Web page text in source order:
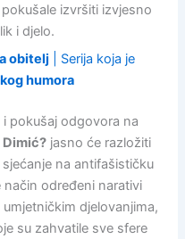
izvršiti izvjesno
i djelo.
obitelj | Serija koja je
humora
pokušaj odgovora na
Dimić?jasno će razložiti
na antifašističku
određeni narativi
djelovanjima,
su zahvatile sve sfere